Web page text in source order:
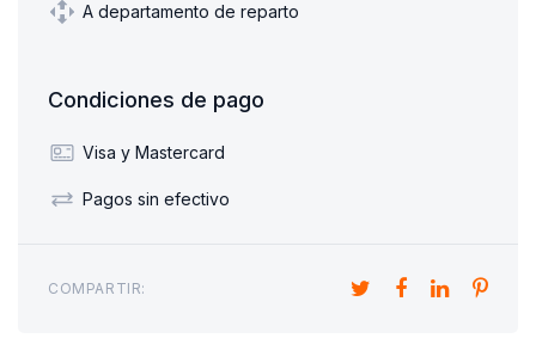
A departamento de reparto
Condiciones de pago
Visa y Mastercard
Pagos sin efectivo
COMPARTIR: